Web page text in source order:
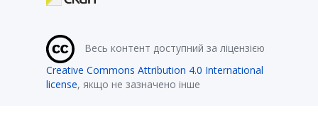
Весь контент доступний за ліцензією
Creative Commons Attribution 4.0 International
license, якщо не зазначено інше